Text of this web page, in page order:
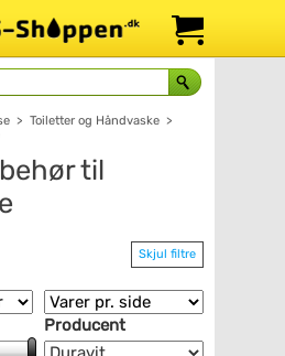
> Toiletter og Håndvaske >
til
Skjul filtre
Producent